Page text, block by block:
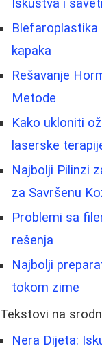
Iskustva i saveti
Blefaroplastika
kapaka
Rešavanje
Metode
Kako ukloniti
laserske
Najbolji Pilinzi
za Savršenu
Problemi sa
rešenja
Najbolji
tokom zime
Tekstovi na
Nera Dijeta: